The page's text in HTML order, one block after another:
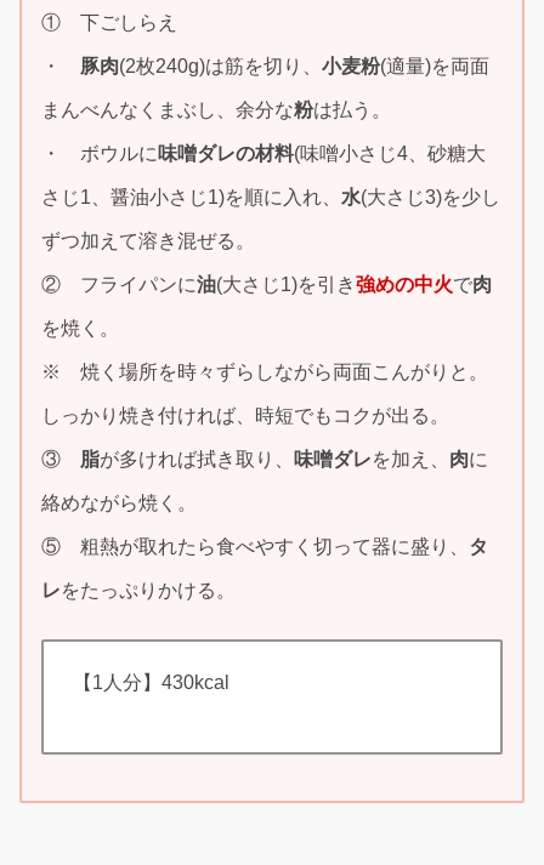
① 下ごしらえ
・ 豚肉(2枚240g)は筋を切り、 小麦粉(適量)を両面
まんべんなくまぶし、余分な粉は払う。
・ ボウルに 味噌ダレの材料(味噌小さじ4、砂糖大
さじ1、醤油小さじ1)を順に入れ、 水(大さじ3)を少し
ずつ加えて溶き混ぜる。
② フライパンに油(大さじ1)を引き強めの中火で肉
を焼く。
※ 焼く場所を時々ずらしながら両面こんがりと。
しっかり焼き付ければ、時短でもコクが出る。
③ 脂が多ければ拭き取り、 味噌ダレを加え、 肉に
絡めながら焼く。
⑤ 粗熱が取れたら食べやすく切って器に盛り、 タ
レをたっぷりかける。
【1人分】430kcal